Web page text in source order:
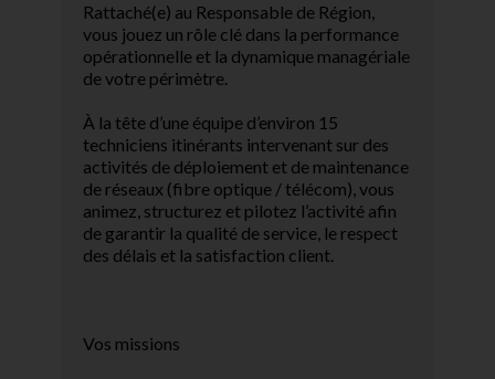
Rattaché(e) au Responsable de Région,
vous jouez un rôle clé dans la performance
opérationnelle et la dynamique managériale
de votre périmètre.
À la tête d’une équipe d’environ 15
techniciens itinérants intervenant sur des
activités de déploiement et de maintenance
de réseaux (fibre optique / télécom), vous
animez, structurez et pilotez l’activité afin
de garantir la qualité de service, le respect
des délais et la satisfaction client.
Vos missions